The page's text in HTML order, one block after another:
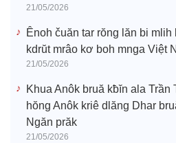
21/05/2026
Ênoh čuăn tar rŏng lăn bi
kdrŭt mrâo kơ boh mnga Việt
21/05/2026
Khua Anôk bruă kƀĭn ala Trần
hŏng Anôk kriê dlăng Dhar
Ngăn prăk
21/05/2026